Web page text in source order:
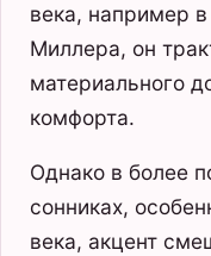
века, например
Миллера, он
материального
комфорта.
Однако в более
сонниках,
века, акцент